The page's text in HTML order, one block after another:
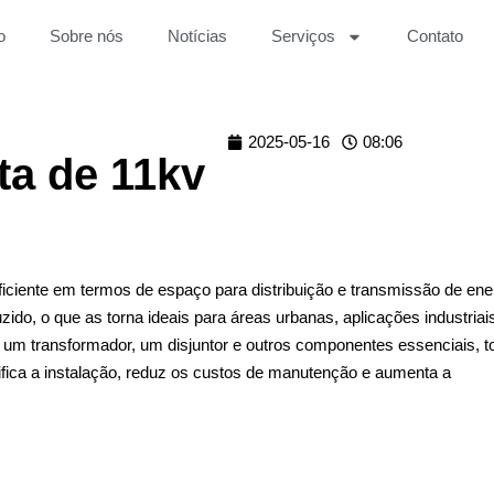
Sobre nós Notícias Serviços Contato
de 11kv
2025-05-16 08:06
em termos de espaço para distribuição e transmissão de
o que as torna ideais para áreas urbanas, aplicações
transformador, um disjuntor e outros componentes essenciais,
a instalação, reduz os custos de manutenção e aumenta a